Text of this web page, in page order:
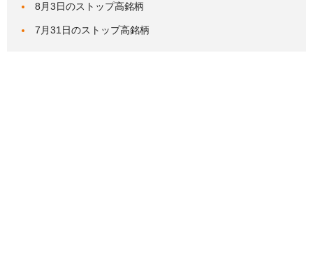
8月3日のストップ高銘柄
7月31日のストップ高銘柄